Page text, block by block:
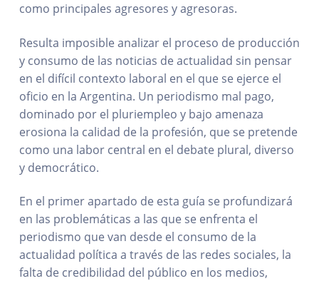
como principales agresores y agresoras.
Resulta imposible analizar el proceso de producción
y consumo de las noticias de actualidad sin pensar
en el difícil contexto laboral en el que se ejerce el
oficio en la Argentina. Un periodismo mal pago,
dominado por el pluriempleo y bajo amenaza
erosiona la calidad de la profesión, que se pretende
como una labor central en el debate plural, diverso
y democrático.
En el primer apartado de esta guía se profundizará
en las problemáticas a las que se enfrenta el
periodismo que van desde el consumo de la
actualidad política a través de las redes sociales, la
falta de credibilidad del público en los medios,